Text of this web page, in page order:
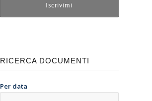
RICERCA DOCUMENTI
Per data